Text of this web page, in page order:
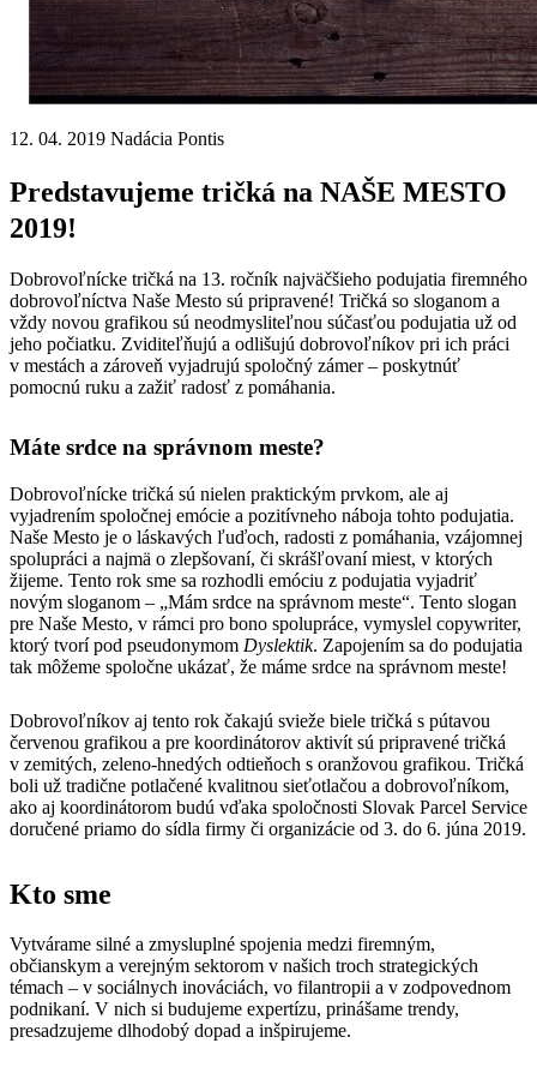
12. 04. 2019 Nadácia Pontis
Predstavujeme tričká na NAŠE MESTO
2019!
Dobrovoľnícke tričká na 13. ročník najväčšieho podujatia firemného
dobrovoľníctva Naše Mesto sú pripravené! Tričká so sloganom a
vždy novou grafikou sú neodmysliteľnou súčasťou podujatia už od
jeho počiatku. Zviditeľňujú a odlišujú dobrovoľníkov pri ich práci
v mestách a zároveň vyjadrujú spoločný zámer – poskytnúť
pomocnú ruku a zažiť radosť z pomáhania.
Máte srdce na správnom meste?
Dobrovoľnícke tričká sú nielen praktickým prvkom, ale aj
vyjadrením spoločnej emócie a pozitívneho náboja tohto podujatia.
Naše Mesto je o láskavých ľuďoch, radosti z pomáhania, vzájomnej
spolupráci a najmä o zlepšovaní, či skrášľovaní miest, v ktorých
žijeme. Tento rok sme sa rozhodli emóciu z podujatia vyjadriť
novým sloganom – „Mám srdce na správnom meste“. Tento slogan
pre Naše Mesto, v rámci pro bono spolupráce, vymyslel copywriter,
ktorý tvorí pod pseudonymom Dyslektik. Zapojením sa do podujatia
tak môžeme spoločne ukázať, že máme srdce na správnom meste!
Dobrovoľníkov aj tento rok čakajú svieže biele tričká s pútavou
červenou grafikou a pre koordinátorov aktivít sú pripravené tričká
v zemitých, zeleno-hnedých odtieňoch s oranžovou grafikou. Tričká
boli už tradične potlačené kvalitnou sieťotlačou a dobrovoľníkom,
ako aj koordinátorom budú vďaka spoločnosti Slovak Parcel Service
doručené priamo do sídla firmy či organizácie od 3. do 6. júna 2019.
Kto sme
Vytvárame silné a zmysluplné spojenia medzi firemným,
občianskym a verejným sektorom v našich troch strategických
témach – v sociálnych inováciách, vo filantropii a v zodpovednom
podnikaní. V nich si budujeme expertízu, prinášame trendy,
presadzujeme dlhodobý dopad a inšpirujeme.